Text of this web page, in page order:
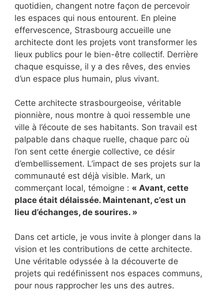
quotidien, changent notre façon de percevoir
les espaces qui nous entourent. En pleine
effervescence, Strasbourg accueille une
architecte dont les projets vont transformer les
lieux publics pour le bien-être collectif. Derrière
chaque esquisse, il y a des rêves, des envies
d’un espace plus humain, plus vivant.
Cette architecte strasbourgeoise, véritable
pionnière, nous montre à quoi ressemble une
ville à l’écoute de ses habitants. Son travail est
palpable dans chaque ruelle, chaque parc où
l’on sent cette énergie collective, ce désir
d’embellissement. L’impact de ses projets sur la
communauté est déjà visible. Mark, un
commerçant local, témoigne : « Avant, cette
place était délaissée. Maintenant, c’est un
lieu d’échanges, de sourires. »
Dans cet article, je vous invite à plonger dans la
vision et les contributions de cette architecte.
Une véritable odyssée à la découverte de
projets qui redéfinissent nos espaces communs,
pour nous rapprocher les uns des autres.